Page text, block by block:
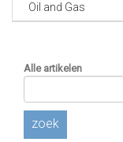
Oil and Gas
Alle artikelen
zoek